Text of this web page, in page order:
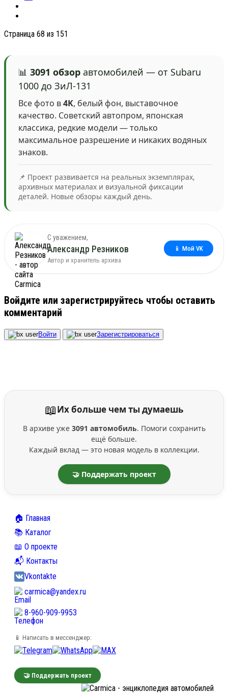
Страница 68 из 151
📊 3091 обзор автомобилей — от Subaru
1000 до ЗиЛ-131
Все фото в4K, белый фон, выставочное
качество. Советский автопром, японская
классика, редкие модели — только
максимальное разрешение и никаких водяных
знаков.
📌 Проект развивается на реальных экземплярах,
архивных материалах и визуальной фиксации
деталей. Новые обзоры каждый день.
С уважением,
Александр Резников
Автор и хранитель архива
📱 Мой VK
Войдите или зарегистрируйтесь чтобы оставить
комментарий
Войти Зарегистрироваться
📖Их больше чем ты думаешь
В архиве уже 3091 автомобиль. Помоги сохранить
ещё больше.
Каждый вклад — это новая модель в коллекции.
🤝 Поддержать проект
🏠 Главная
📚 Каталог
📖 О проекте
📬 Контакты
Vkontakte
carmica@yandex.ru
8-960-909-9953
📱 Написать в мессенджер:
🤝 Поддержать проект